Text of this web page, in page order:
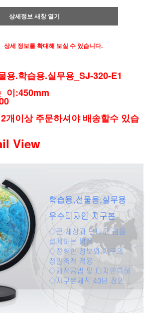
상세정보 새창 열기
상세 정보를 확대해 보실 수 있습니다.
.학습용.실무용_SJ-320-E1
이:450mm
개이상 주문하셔야 배송할수 있습
View